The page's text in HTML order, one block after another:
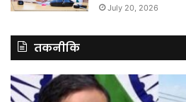
July 20, 2026
तकनीकि